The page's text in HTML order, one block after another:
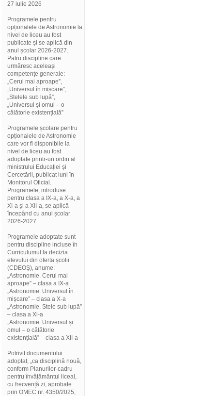
27 iulie 2026
Programele pentru
opționalele de Astronomie la
nivel de liceu au fost
publicate și se aplică din
anul școlar 2026-2027.
Patru discipline care
urmăresc aceleași
competențe generale:
„Cerul mai aproape”,
„Universul în mișcare”,
„Stelele sub lupă”,
„Universul și omul – o
călătorie existențială”
Programele școlare pentru
opționalele de Astronomie
care vor fi disponibile la
nivel de liceu au fost
adoptate printr-un ordin al
ministrului Educației și
Cercetării, publicat luni în
Monitorul Oficial.
Programele, introduse
pentru clasa a IX-a, a X-a, a
XI-a și a XII-a, se aplică
începând cu anul școlar
2026-2027.
Programele adoptate sunt
pentru discipline incluse în
Curriculumul la decizia
elevului din oferta școlii
(CDEOȘ), anume:
„Astronomie. Cerul mai
aproape” – clasa a IX-a
„Astronomie. Universul în
mișcare” – clasa a X-a
„Astronomie. Stele sub lupă”
– clasa a Xi-a
„Astronomie. Universul și
omul – o călătorie
existențială” – clasa a XII-a
Potrivit documentului
adoptat, „ca disciplină nouă,
conform Planurilor-cadru
pentru învățământul liceal,
cu frecvență zi, aprobate
prin OMEC nr. 4350/2025,